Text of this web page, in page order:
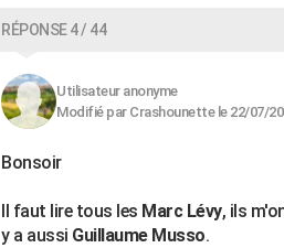
RÉPONSE 4 / 44
Utilisateur anonyme
Modifié par Crashounette le 22/07/
Bonsoir
Il faut lire tous les Marc Lévy, ils
y a aussi Guillaume Musso.